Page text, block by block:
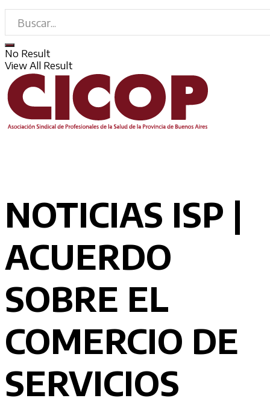
No Result
View All Result
NOTICIAS ISP |
ACUERDO
SOBRE EL
COMERCIO DE
SERVICIOS